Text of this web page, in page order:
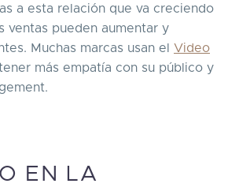
a esta relación que va creciendo
ventas pueden aumentar y
Muchas marcas usan el Video
más empatía con su público y
EN LA